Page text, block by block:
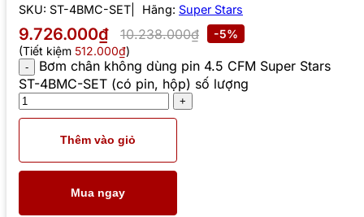
SKU: ST-4BMC-SET Hãng: Super Stars
9.726.000₫ 10.238.000₫
-5%
(Tiết kiệm 512.000₫)
Bơm chân không dùng pin 4.5 CFM Super Stars
ST-4BMC-SET (có pin, hộp) số lượng
Thêm vào giỏ
Mua ngay